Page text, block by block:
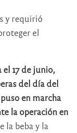
y requirió
el
el 17 de junio,
del día del
en marcha
la operación en
la beba y la